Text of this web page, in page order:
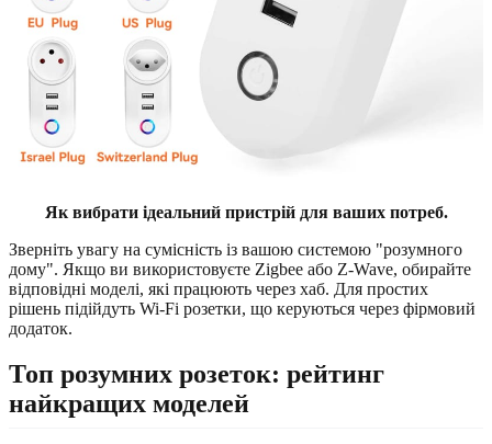
Як вибрати ідеальний пристрій для ваших потреб.
Зверніть увагу на сумісність із вашою системою "розумного
дому". Якщо ви використовуєте Zigbee або Z-Wave, обирайте
відповідні моделі, які працюють через хаб. Для простих
рішень підійдуть Wi-Fi розетки, що керуються через фірмовий
додаток.
Топ розумних розеток: рейтинг
найкращих моделей